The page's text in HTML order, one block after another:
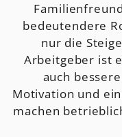
bedeutendere
nur die
Arbeitgeber ist
auch
Motivation und
machen